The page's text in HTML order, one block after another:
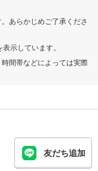
あらかじめご了承くださ
示しています。
間帯などによっては実際
友だち追加